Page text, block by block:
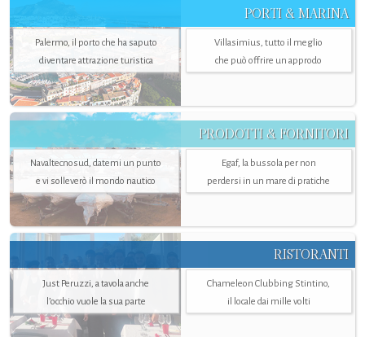
PORTI & MARINA
Palermo, il porto che ha saputo
diventare attrazione turistica
Villasimius, tutto il meglio
che può offrire un approdo
PRODOTTI & FORNITORI
Navaltecnosud, datemi un punto
e vi solleverò il mondo nautico
Egaf, la bussola per non
perdersi in un mare di pratiche
RISTORANTI
Just Peruzzi, a tavola anche
l’occhio vuole la sua parte
Chameleon Clubbing Stintino,
il locale dai mille volti